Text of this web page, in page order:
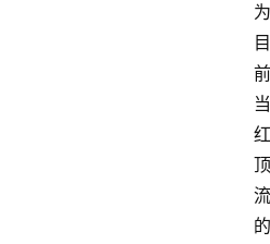
为
目
前
当
红
顶
流
的